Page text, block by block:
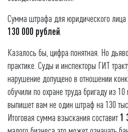
Сумма штрафа для юридического лица
130 000 рублей
Казалось бы, цифра понятная. Но
практике. Суды и инспекторы ГИТ
нарушение допущено в отношении
обучили по охране труда бригаду из
выпишет вам не один штраф на 130
Итоговая сумма взыскания составит 1